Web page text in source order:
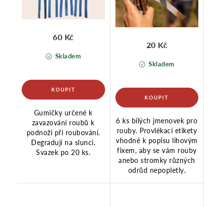
Skladem
60 Kč
Gumičky určené k
zavazování roubů k
podnoži při roubování.
Degradují na slunci.
Svazek po 20 ks.
Skladem
20 Kč
6 ks bílých jmenovek pro
rouby. Provlékací etikety
vhodné k popisu lihovým
fixem, aby se vám rouby
anebo stromky různých
odrůd nepopletly.